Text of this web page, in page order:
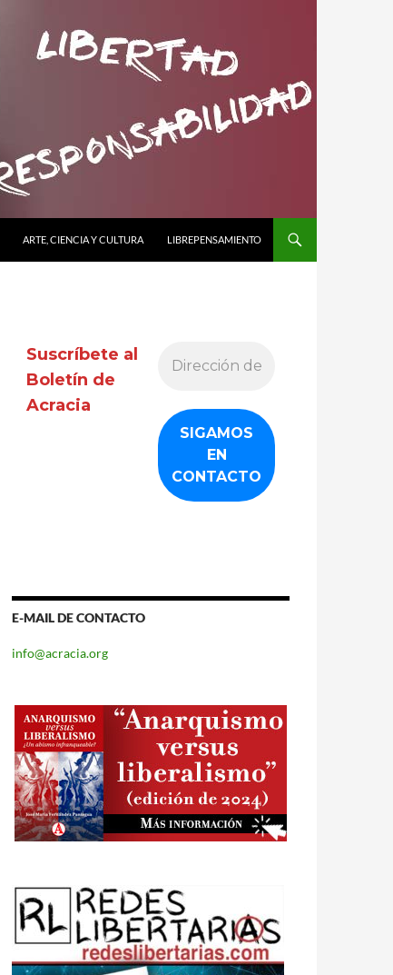
ARTE, CIENCIA Y CULTURA LIBREPENSAMIENTO
Suscríbete al
Boletín de
Acracia
E-MAIL DE CONTACTO
info@acracia.org